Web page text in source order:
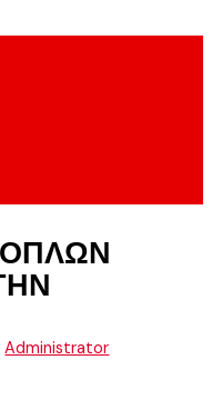
ΟΠΛΩΝ
Administrator